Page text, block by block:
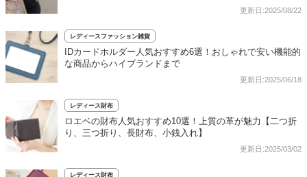
更新日:2025/08/22
レディースファッション雑貨
IDカードホルダー人気おすすめ6選！おしゃれで安い機能的
な商品からハイブランドまで
更新日:2025/06/18
レディース財布
ロエベの財布人気おすすめ10選！上質の革が魅力【二つ折
り、三つ折り、長財布、小銭入れ】
更新日:2025/03/02
レディース財布